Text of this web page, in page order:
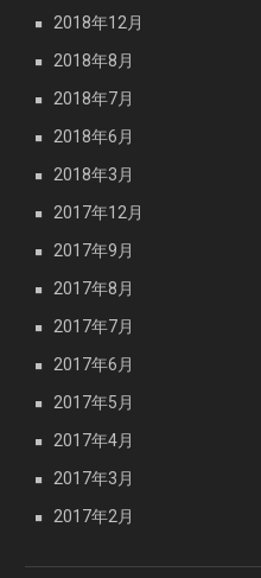
2018年12月
2018年8月
2018年7月
2018年6月
2018年3月
2017年12月
2017年9月
2017年8月
2017年7月
2017年6月
2017年5月
2017年4月
2017年3月
2017年2月